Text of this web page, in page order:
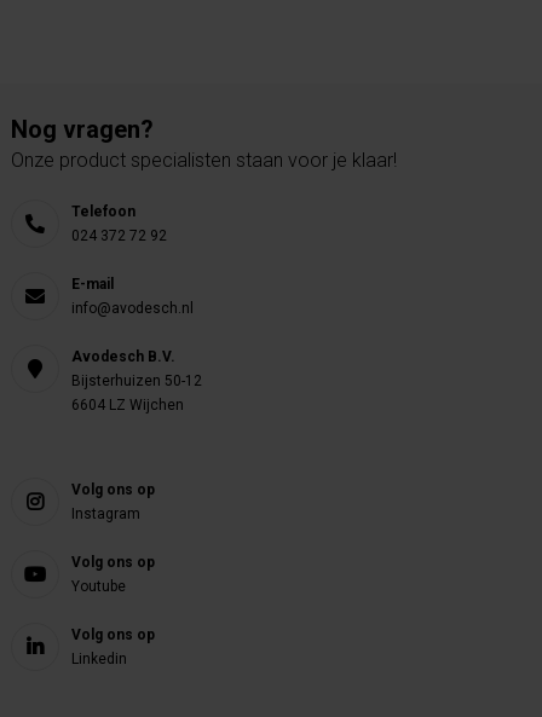
Nog vragen?
Onze product specialisten staan voor je klaar!
Telefoon
024 372 72 92
E-mail
info@avodesch.nl
Avodesch B.V.
Bijsterhuizen 50-12
6604 LZ Wijchen
Volg ons op
Instagram
Volg ons op
Youtube
Volg ons op
Linkedin